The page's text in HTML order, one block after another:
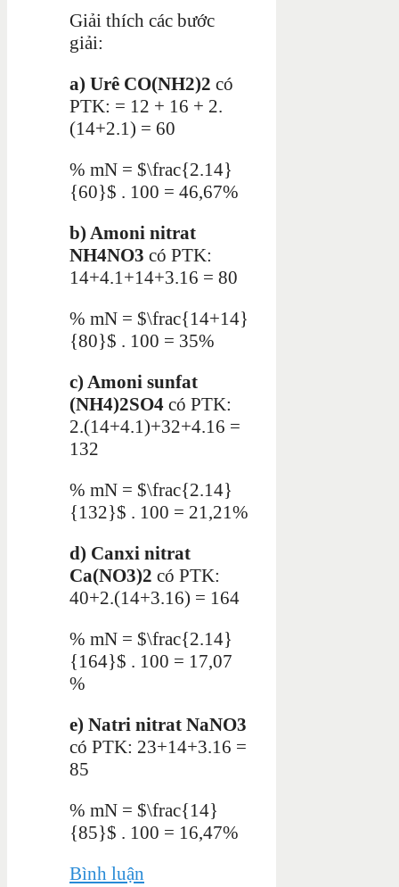
Giải thích các bước
giải:
a) Urê CO(NH2)2 có
PTK: = 12 + 16 + 2.
(14+2.1) = 60
% mN = $\frac{2.14}
{60}$ . 100 = 46,67%
b) Amoni nitrat
NH4NO3 có PTK:
14+4.1+14+3.16 = 80
% mN = $\frac{14+14}
{80}$ . 100 = 35%
c) Amoni sunfat
(NH4)2SO4 có PTK:
2.(14+4.1)+32+4.16 =
132
% mN = $\frac{2.14}
{132}$ . 100 = 21,21%
d) Canxi nitrat
Ca(NO3)2 có PTK:
40+2.(14+3.16) = 164
% mN = $\frac{2.14}
{164}$ . 100 = 17,07
%
e) Natri nitrat NaNO3
có PTK: 23+14+3.16 =
85
% mN = $\frac{14}
{85}$ . 100 = 16,47%
Bình luận